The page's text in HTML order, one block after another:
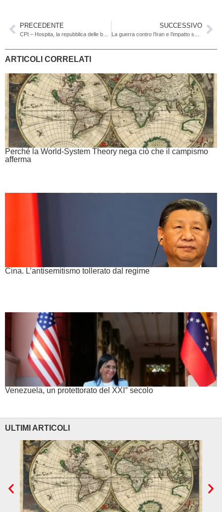
PRECEDENTE SUCCESSIVO
ARTICOLI CORRELATI
Perché la World-System Theory nega ciò che il campismo
afferma
Cina. L’antisemitismo tollerato dal regime
Venezuela, un protettorato del XXI° secolo
ULTIMI ARTICOLI